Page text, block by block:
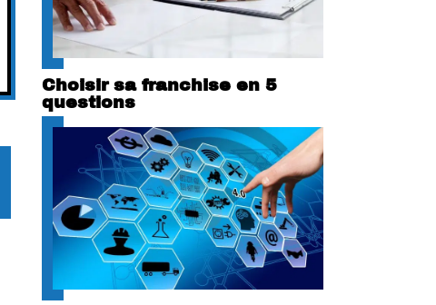
Choisir sa franchise en 5
questions